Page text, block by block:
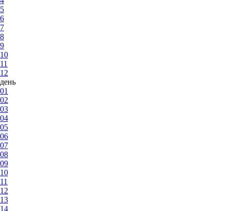
5
6
7
8
9
10
11
12
день
01
02
03
04
05
06
07
08
09
10
11
12
13
14